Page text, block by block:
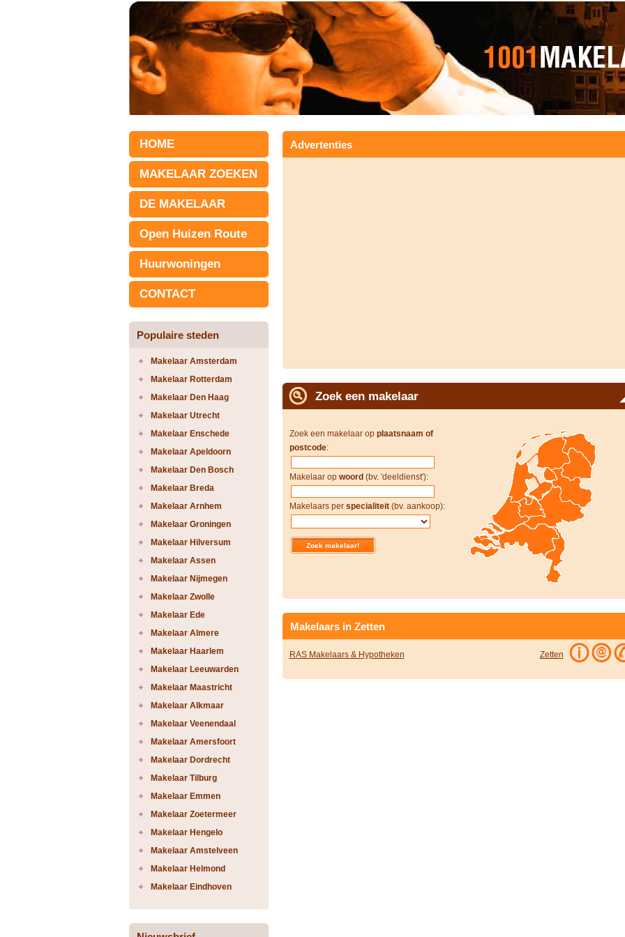
HOME
MAKELAAR ZOEKEN
DE MAKELAAR
Open Huizen Route
Huurwoningen
CONTACT
Populaire steden
Makelaar Amsterdam
Makelaar Rotterdam
Makelaar Den Haag
Makelaar Utrecht
Makelaar Enschede
Makelaar Apeldoorn
Makelaar Den Bosch
Makelaar Breda
Makelaar Arnhem
Makelaar Groningen
Makelaar Hilversum
Makelaar Assen
Makelaar Nijmegen
Makelaar Zwolle
Makelaar Ede
Makelaar Almere
Makelaar Haarlem
Makelaar Leeuwarden
Makelaar Maastricht
Makelaar Alkmaar
Makelaar Veenendaal
Makelaar Amersfoort
Makelaar Dordrecht
Makelaar Tilburg
Makelaar Emmen
Makelaar Zoetermeer
Makelaar Hengelo
Makelaar Amstelveen
Makelaar Helmond
Makelaar Eindhoven
Advertenties
Zoek een makelaar
Zoek een makelaar op plaatsnaam of
postcode:
Makelaar op woord (bv. 'deeldienst'):
Makelaars per specialiteit(bv. aankoop):
Makelaars in Zetten
RAS Makelaars & Hypotheken Zetten